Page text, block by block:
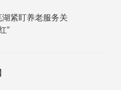
湖紧盯养老服务关
”